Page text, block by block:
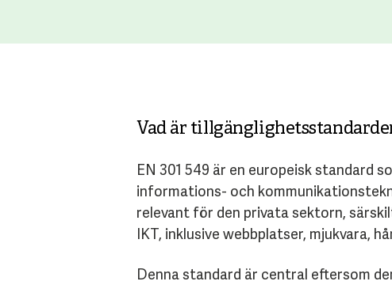
Vad är
EN 301 549 är en europeisk
informations- och
relevant för den privata sektorn,
IKT, inklusive webbplatser, mjukvara,
Denna standard är central eftersom